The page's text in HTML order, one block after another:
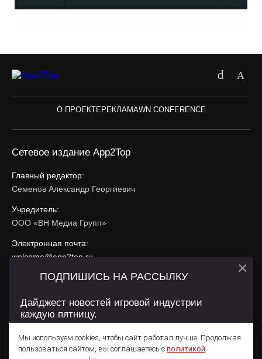
О ПРОЕКТЕРЕКЛАМАWN CONFERENCE
Сетевое издание App2Top
Главный редактор:
Семенов Александр Георгиевич
Учредитель:
ООО «ВН Медиа Групп»
Электронная почта:
welcome@app2top.ru
При использовании материалов активная ссылка на
Сайт использует IP адреса, cookie, данные геолокации
использования содержатся вПолитике конфиденциальностии
Пользовательском соглашении .
Мы используем cookies, чтобы сайт работал лучше. Продолжая
пользоваться сайтом, вы соглашаетесь с политикой
ПОДПИШИСЬ НА РАССЫЛКУ
Дайджест новостей игровой индустрии
каждую пятницу.
×